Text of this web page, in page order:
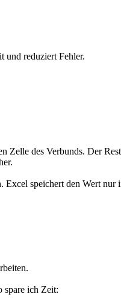
und reduziert Fehler.
Zelle des Verbunds. Der
. Excel speichert den Wert nur
spare ich Zeit: